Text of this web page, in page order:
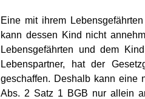
Eine mit ihrem
kann dessen Kind nicht
Lebensgefährten und dem
Lebenspartner, hat der
geschaffen. Deshalb kann eine
Abs. 2 Satz 1 BGB nur allein